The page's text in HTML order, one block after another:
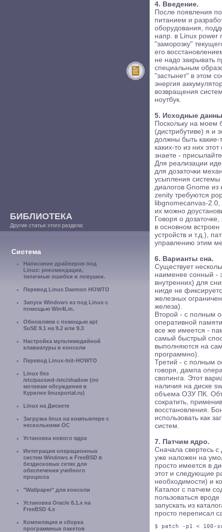
БИБЛИОТЕКА
Другие статьи этого раздела:
Система
Написание драйверов под
Linux: рекомендации,
типичные ошибки и ловушки.
Перевод Linux Daemon HOWTO
Запуск Windows из под Linux с
помощью Win4Lin.
Обновляем с помощью apt
SuSE 9.1 на 9.2 или 9.3
Настройка мультимедийной
клавиатуры в консоли
Перевод Linux-Init-HOWTO
Linux без
/etc/passwd-/etc/shadow (по
мотивам обсуждения в
Курилке linuxportal.ru)
Linux на Дискете
Загрузка linux на компьютере с
несколькими ОС
Установка нового ядра
Интеграция операционных
систем Windows и FreeBSD в
бездисковых сетях для
обеспечения учебного
процесса
"Wallpaper" для консоли
Установка Oracle 8.1.x на
FreeBSD 4.x
Компиляция и сборка
программных пакетов
4. Введение.
После появления
питанием и
оборудования,
напр. в Linux power
"заморозку"
его
не надо закрывать
специальным
"застынет" в этом
энергия
возвращения
ноутбук.
5. Исходные
Поскольку на моем
(дистрибутиве) я и
должны быть какие-
каких-то из них
знаете -
Для реализации
для дозаточки
усыпления системы
диалогов Gnome
zenity требуются
libgnomecanvas-
их можно
Говоря о
в основном
устройств и т.д.),
управлению этим
6. Варианты сна.
Существует
наименее сонный -
внутренних) для
нигде не
железных
железа).
Второй - с полным
оперативной
все же имеется -
самый быстрый
выполняются на
программно).
Третий - с полным
говоря, дампа
свопинга. Этот
наличия на диске
объема ОЗУ ПК.
сократить,
восстановления.
использовать как
систем.
7. Патчим ядро.
Сначала свертесь
уже наложен на
просто имеется в
этот и следующие
необходимости) и
Каталог с патчем
пользоваться
запускать из
просто переписал
$ patch -p1 < 100-